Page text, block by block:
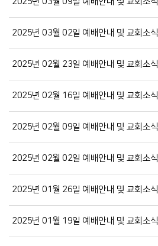
2025년 03월 02일 예배안내 및 교회소식
2025년 02월 23일 예배안내 및 교회소식
2025년 02월 16일 예배안내 및 교회소식
2025년 02월 09일 예배안내 및 교회소식
2025년 02월 02일 예배안내 및 교회소식
2025년 01월 26일 예배안내 및 교회소식
2025년 01월 19일 예배안내 및 교회소식